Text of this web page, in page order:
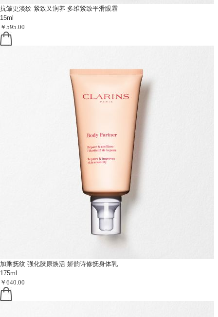
抗皱更淡纹 紧致又润养 多维紧致平滑眼霜
15ml
￥595.00
加乘抚纹 强化胶原焕活 娇韵诗修抚身体乳
175ml
￥640.00